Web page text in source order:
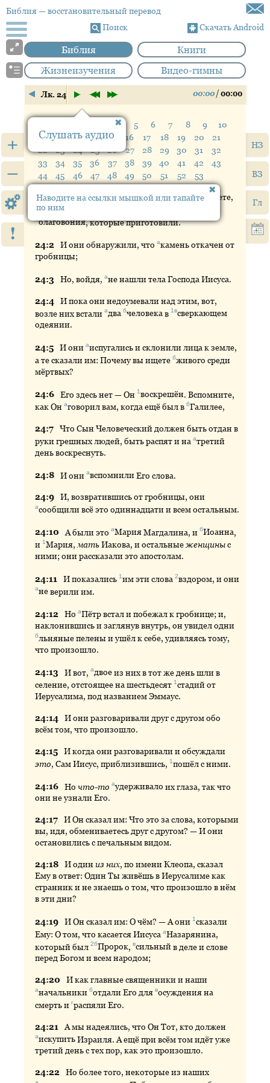
Библия— восстановительный перевод
Поиск
Скачать Android
Библия
Книги
Жизнеизучения
Видео-гимны
+
–
!
НЗ
ВЗ
Гл
Лк. 24 00:00 / 00:00
4 5 6 7 8 9
10
11
12 13 14 15 16 17 18 19 20
21
22
23 24 25 26 27 28 29 30 31
32
33
34 35 36 37 38 39 40 41 42
43
44
45 46 47 48 49 50 51 52 53
24:1 А в первыйдень недели, рано на рассвете,
2они 3пришли
бблаговония, которые приготовили.
24:2 Иони обнаружили, чтоакаменьоткачен от
гробницы;
24:3 Но, войдя,аненашли тела Господа Иисуса.
24:4 Ипока они недоумевали над этим, вот,
возле них всталиадва бчеловекав1всверкающем
одеянии.
24:5 Иониаиспугалисьи склонили лица к земле,
а те сказали им: Почему вы ищетебживого среди
мёртвых?
24:6 Его здесь нет — Он1воскрешён . Вспомните,
как Онаговорилвам, когда ещё был вбГалилее,
24:7 Что Сын Человеческий должен быть отдан в
руки грешных людей, быть распят и наатретий
день воскреснуть.
24:8 Иониавспомнили Его слова.
24:9 И, возвратившись от гробницы, они
асообщили всё это одиннадцати и всем остальным.
24:10 Абыли этоаМарияМагдалина, ибИоанна,
и1Мария, матьИакова, и остальныеженщиныс
ними; они рассказали это апостолам.
24:11 Ипоказались1имэти слова2вздором, и они
аневерили им.
24:12 Но аПётрвстал и побежал к гробнице; и,
наклонившись и заглянув внутрь, он увидел одни
бльняныепелены и ушёл к себе, удивляясь тому,
что произошло.
24:13 Ивот,адвоеиз них в тот же день шли в
селение, отстоящее на шестьдесят1стадий от
Иерусалима, под названием Эммаус.
24:14 Иони разговаривали друг с другом обо
всём том, что произошло.
24:15 Икогда они разговаривали и обсуждали
это, Сам Иисус, приблизившись,1пошёлс ними.
24:16 Но что-то аудерживало их глаза, так что
они не узнали Его.
24:17 ИОн сказал им: Что это за слова, которыми
вы, идя, обмениваетесь друг с другом? — И они
остановились с печальным видом.
24:18 Иодиниз них, по имени Клеопа, сказал
Ему в ответ: Один Ты живёшь в Иерусалиме как
странник и не знаешь о том, что произошло в нём
в эти дни?
24:19 ИОн сказал им: О чём? — А они1сказали
Ему: О том, что касается ИисусааНазарянина,
который был2бПророк,всильный в деле и слове
перед Богом и всем народом;
24:20 Икак главные священники и наши
аначальники ботдали Его длявосужденияна
смерть играспяли Его.
24:21 Амы надеялись, что Он Тот, кто должен
аискупитьИзраиля. А ещё при всём том идёт уже
третий день с тех пор, как это произошло.
24:22 Но более того, некоторые из наших
Слушать аудио
Наводите на ссылки мышкой или тапайте
по ним